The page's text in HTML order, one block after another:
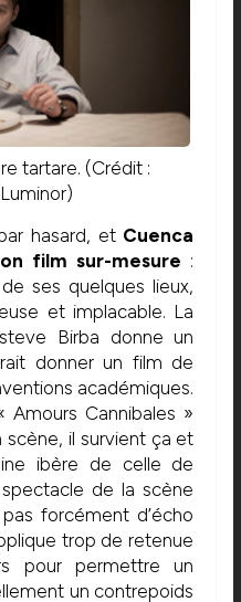
tartare. (Crédit :
hasard, et Cuenca
film sur-mesure :
ses quelques lieux,
et implacable. La
Birba donne un
donner un film de
académiques.
Amours Cannibales »
scène, il survient ça et
ibère de celle de
de la scène
forcément d’écho
trop de retenue
pour permettre un
un contrepoids